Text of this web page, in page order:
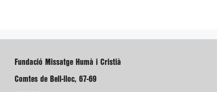
Fundació Missatge Humà i Cristià
Comtes de Bell-lloc, 67-69